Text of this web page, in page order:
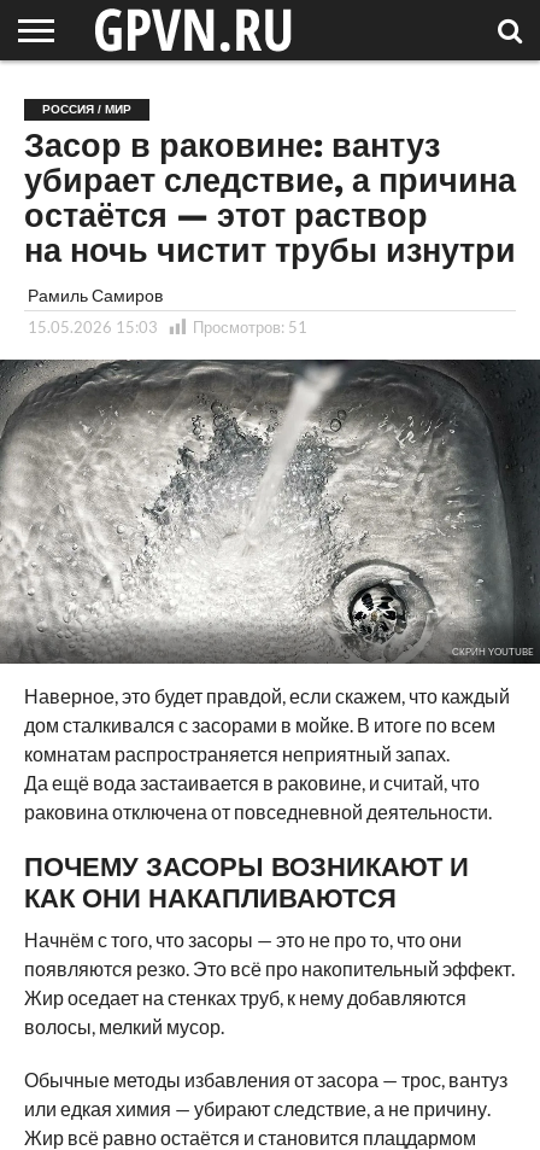
ОБЛАСТЬ
НОВОСТИ
СОСЕДЕЙ
РОССИЯ
/ МИР
СПЕЦПРОЕКТЫ
БЛОГ
СТАТЬИ
ФОТОРЕПОРТАЖИ
ИНТЕРВЬЮ
ОБЪЕКТЫ
ПОДБОРКИ
РОССИЯ / МИР
Засор в раковине: вантуз
убирает следствие, а причина
остаётся — этот раствор
на ночь чистит трубы изнутри
Рамиль Самиров
15.05.2026 15:03 Просмотров: 51
СКРИН YOUTUBE
Наверное, это будет правдой, если скажем, что каждый
дом сталкивался с засорами в мойке. В итоге по всем
комнатам распространяется неприятный запах.
Да ещё вода застаивается в раковине, и считай, что
раковина отключена от повседневной деятельности.
ПОЧЕМУ ЗАСОРЫ ВОЗНИКАЮТ И
КАК ОНИ НАКАПЛИВАЮТСЯ
Начнём с того, что засоры — это не про то, что они
появляются резко. Это всё про накопительный эффект.
Жир оседает на стенках труб, к нему добавляются
волосы, мелкий мусор.
Обычные методы избавления от засора — трос, вантуз
или едкая химия — убирают следствие, а не причину.
Жир всё равно остаётся и становится плацдармом